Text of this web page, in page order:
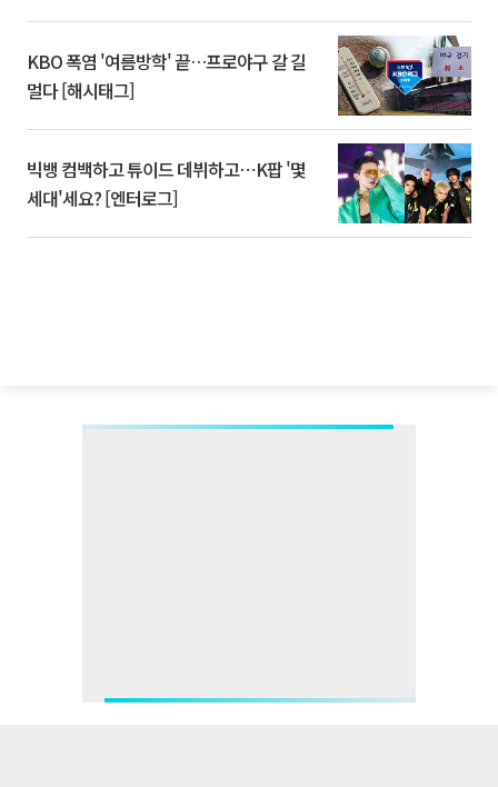
KBO 폭염 '여름방학' 끝…프로야구 갈 길
멀다 [해시태그]
빅뱅 컴백하고 튜이드 데뷔하고⋯K팝 '몇
세대'세요? [엔터로그]